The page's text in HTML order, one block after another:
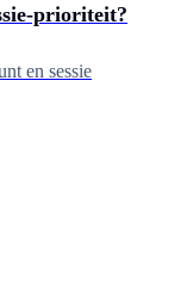
prioriteit?
en sessie